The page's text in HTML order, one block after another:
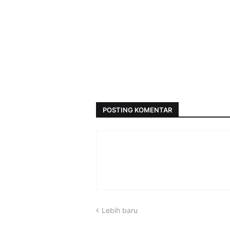
POSTING KOMENTAR
Lebih baru